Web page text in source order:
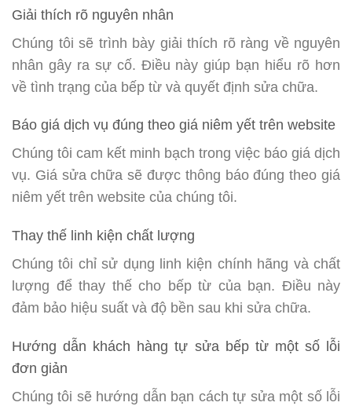
Giải thích rõ nguyên nhân
Chúng tôi sẽ trình bày giải thích rõ ràng về nguyên
nhân gây ra sự cố. Điều này giúp bạn hiểu rõ hơn
về tình trạng của bếp từ và quyết định sửa chữa.
Báo giá dịch vụ đúng theo giá niêm yết trên website
Chúng tôi cam kết minh bạch trong việc báo giá dịch
vụ. Giá sửa chữa sẽ được thông báo đúng theo giá
niêm yết trên website của chúng tôi.
Thay thế linh kiện chất lượng
Chúng tôi chỉ sử dụng linh kiện chính hãng và chất
lượng để thay thế cho bếp từ của bạn. Điều này
đảm bảo hiệu suất và độ bền sau khi sửa chữa.
Hướng dẫn khách hàng tự sửa bếp từ một số lỗi
đơn giản
Chúng tôi sẽ hướng dẫn bạn cách tự sửa một số lỗi